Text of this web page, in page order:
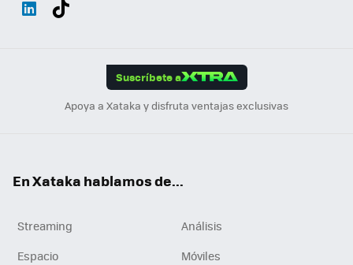
Suscríbete a
Apoya a Xataka y disfruta ventajas exclusivas
En Xataka hablamos de...
Streaming
Análisis
Espacio
Móviles